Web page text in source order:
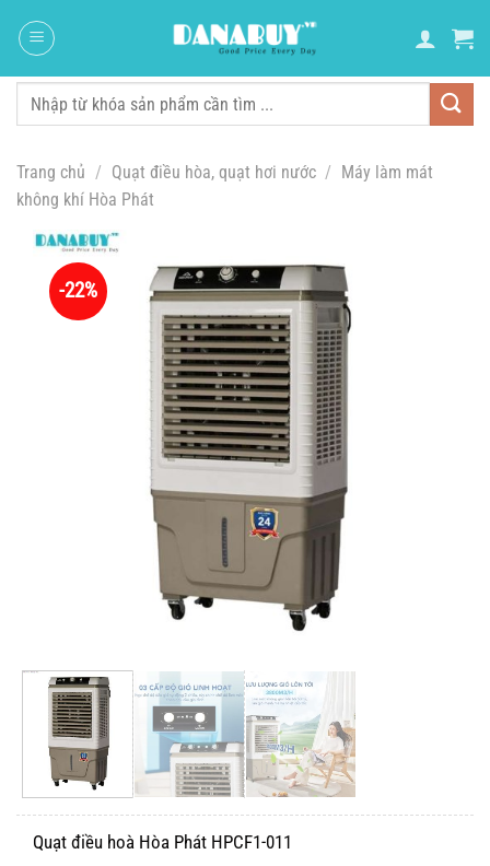
đến
dung
Tìm
Trang chủ / Quạt điều hòa, quạt hơi nước / Máy làm mát
không khí Hòa Phát
-22%
Quạt điều hoà Hòa Phát HPCF1-011